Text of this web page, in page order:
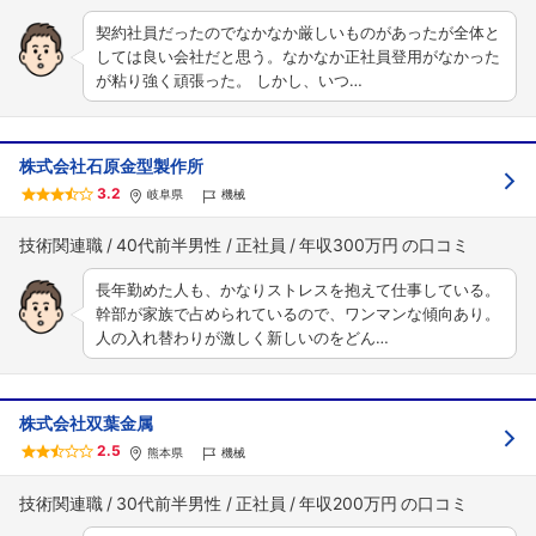
契約社員だったのでなかなか厳しいものがあったが全体と
しては良い会社だと思う。なかなか正社員登用がなかった
が粘り強く頑張った。 しかし、いつ…
株式会社石原金型製作所
3.2 岐阜県 機械
技術関連職 40代前半男性 正社員 年収300万円
長年勤めた人も、かなりストレスを抱えて仕事している。
幹部が家族で占められているので、ワンマンな傾向あり。
人の入れ替わりが激しく新しいのをどん…
株式会社双葉金属
2.5 熊本県 機械
技術関連職 30代前半男性 正社員 年収200万円